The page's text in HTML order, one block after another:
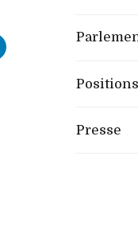
Positions
Presse